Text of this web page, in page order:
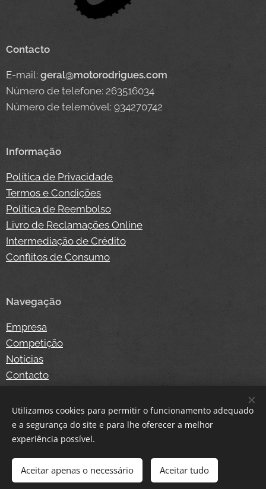
Contacto
E-mail: geral@motorodrigues.com
Número de telefone: 263516034
Número de telemóvel: 934270742
Informação
Política de Privacidade
Termos e Condições
Política de Reembolso
Livro de Reclamações Online
Intermediação de Crédito
Conflitos de Consumo
Navegação
Empresa
Competição
Notícias
Contacto
Login
Cookies
Utilizamos cookies para permitir o funcionamento adequado
e a segurança do site e para lhe oferecer a melhor
experiência possível.
Aceitar apenas o necessário Aceitar tudo